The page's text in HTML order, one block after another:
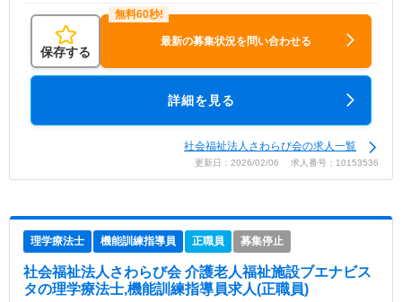
保存する
最新の募集状況を問い合わせる
詳細を見る
社会福祉法人さわらび会の求人一覧
更新日：2026/02/06 求人番号：10153536
理学療法士 機能訓練指導員 正職員 募集停止
社会福祉法人さわらび会 介護老人福祉施設ブエナビス
タの理学療法士,機能訓練指導員求人(正職員)